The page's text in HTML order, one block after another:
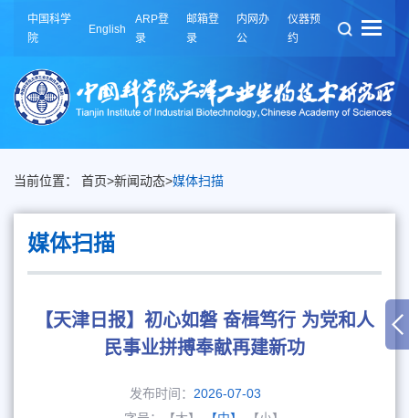
中国科学
院
English
ARP登
录
邮箱登
录
内网办
公
仪器预
约
当前位置： 首页>新闻动态>媒体扫描
媒体扫描
【天津日报】初心如磐 奋楫笃行 为党和人
民事业拼搏奉献再建新功
发布时间： 2026-07-03